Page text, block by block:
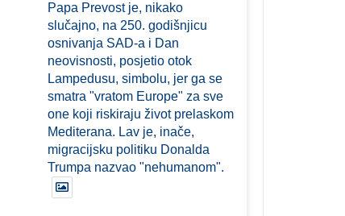
Papa Prevost je, nikako
slučajno, na 250. godišnjicu
osnivanja SAD-a i Dan
neovisnosti, posjetio otok
Lampedusu, simbolu, jer ga se
smatra "vratom Europe" za sve
one koji riskiraju život prelaskom
Mediterana. Lav je, inače,
migracijsku politiku Donalda
Trumpa nazvao "nehumanom".